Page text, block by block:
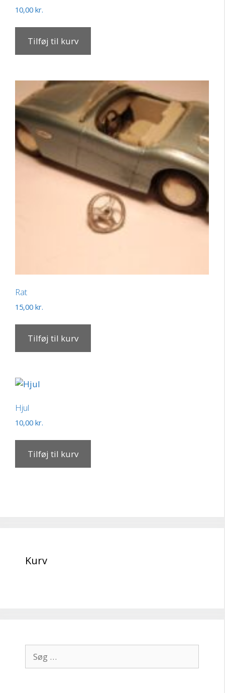
10,00 kr.
Tilføj til kurv
Rat
15,00 kr.
Tilføj til kurv
Hjul
10,00 kr.
Tilføj til kurv
Kurv
efter: